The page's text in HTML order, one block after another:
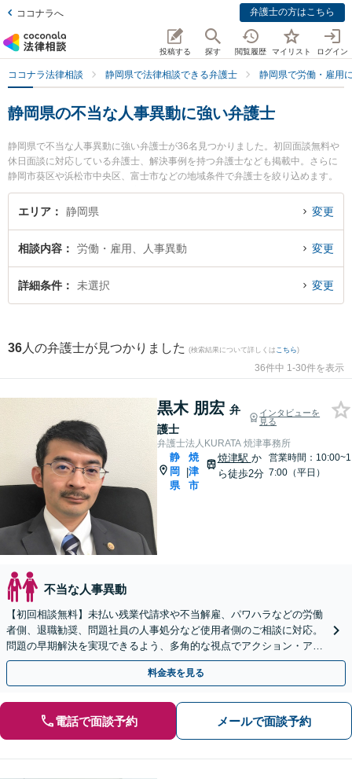
ココナラへ 弁護士の方はこちら
投稿する 探す 閲覧履歴 マイリスト ログイン
ココナラ法律相談 静岡県で法律相談できる弁護士 静岡県で労働・雇用
静岡県の不当な人事異動に強い弁護士
静岡県で不当な人事異動に強い弁護士が36名見つかりました。初回面談無料や
休日面談に対応している弁護士、解決事例を持つ弁護士なども掲載中。さらに
静岡市葵区や浜松市中央区、富士市などの地域条件で弁護士を絞り込めます。
労働・雇用に関係する不当解雇や退職勧奨、内定取消等の細かな分野での絞り
込み検索もでき便利です。特に弁護士法人KURATA 焼津事務所の黒木 朋宏弁護
用、強みなどが注目されています。『静岡県で土日や夜間に発生した不当な人
事異動のトラブルを今すぐに弁護士に相談したい』『不当な人事異動のトラブ
ル解決の実績豊富な近くの弁護士を検索したい』『初回相談無料で不当な人事
エリア 静岡県 変更
相談内容 労働・雇用、人事異動 変更
詳細条件 未選択 変更
36 人の弁護士が見つかりました (検索結果について詳しくは こちら)
36件中 1-30件を表示
黒木 朋宏 弁
護士
インタビューを
見る
弁護士法人KURATA 焼津事務所
静
岡
県
|
焼
津
市
焼津駅 か
ら徒歩2分
営業時間：10:00~1
7:00（平日）
不当な人事異動
【初回相談無料】未払い残業代請求や不当解雇、パワハラなどの労働
者側、退職勧奨、問題社員の人事処分など使用者側のご相談に対応。
問題の早期解決を実現できるよう、多角的な視点でアクション・アド
バイスをいたします【焼津駅徒歩2分】
料金表を見る
電話で面談予約 メールで面談予約